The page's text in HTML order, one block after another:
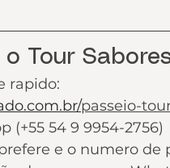
Tour
rapido:
passeio-
(+55 54 9 9954-2756)
e o numero de